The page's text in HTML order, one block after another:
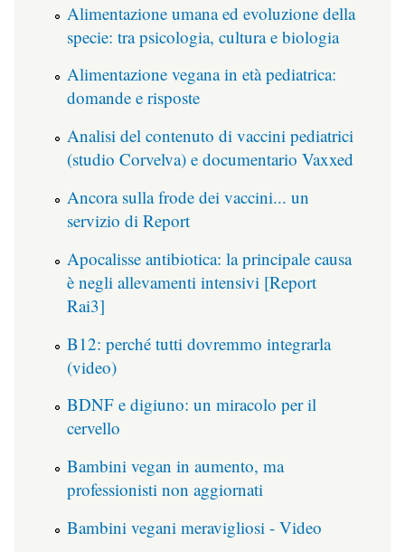
Alimentazione umana ed evoluzione della
specie: tra psicologia, cultura e biologia
Alimentazione vegana in età pediatrica:
domande e risposte
Analisi del contenuto di vaccini pediatrici
(studio Corvelva) e documentario Vaxxed
Ancora sulla frode dei vaccini... un
servizio di Report
Apocalisse antibiotica: la principale causa
è negli allevamenti intensivi [Report
Rai3]
B12: perché tutti dovremmo integrarla
(video)
BDNF e digiuno: un miracolo per il
cervello
Bambini vegan in aumento, ma
professionisti non aggiornati
Bambini vegani meravigliosi - Video